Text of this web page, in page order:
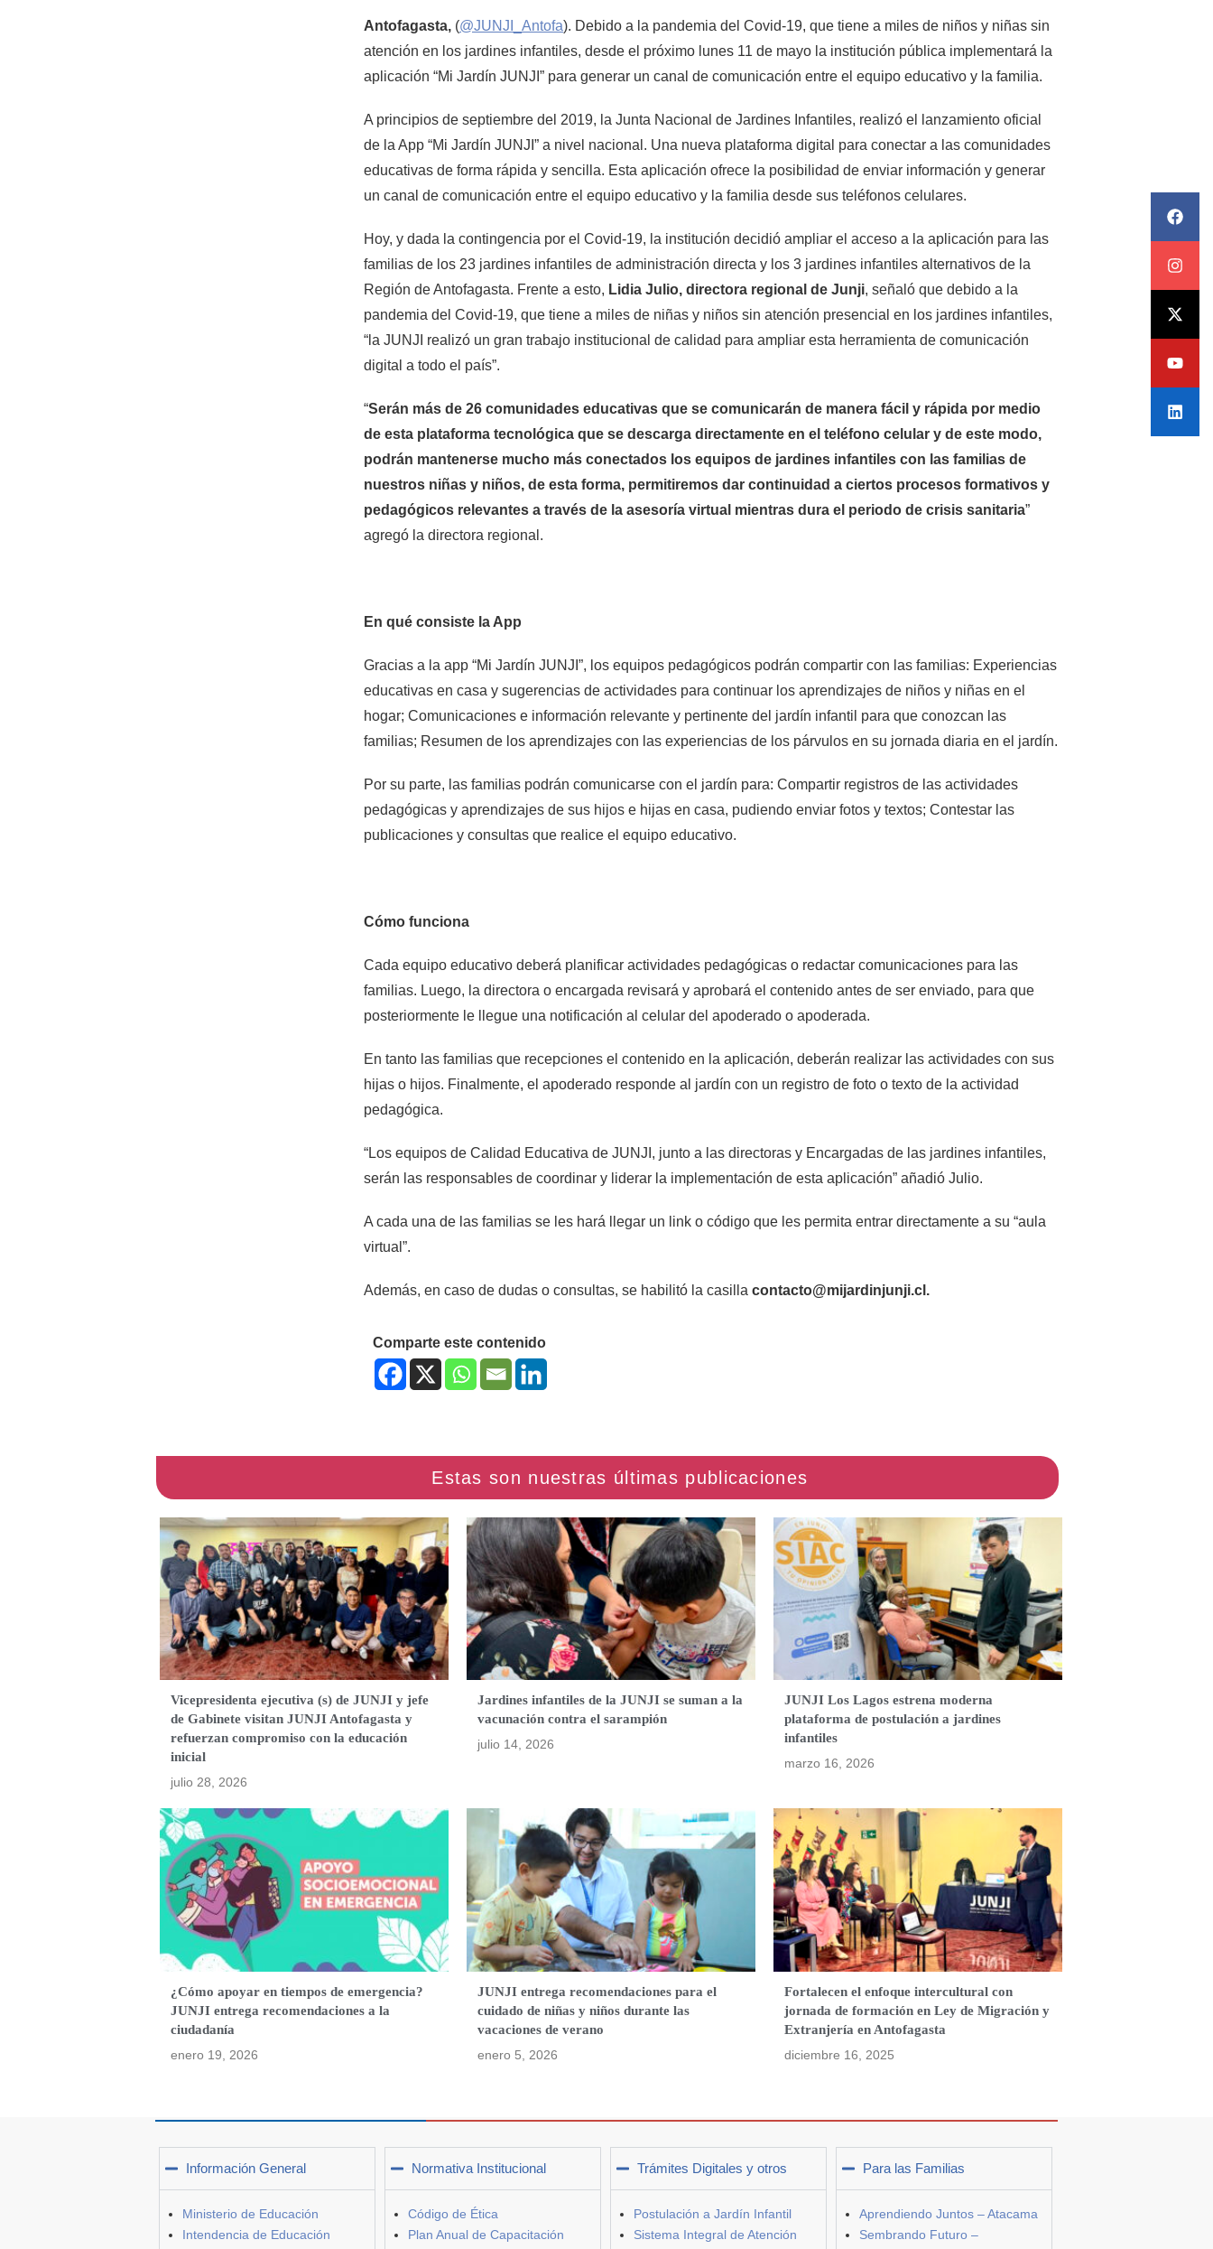
Antofagasta, (@JUNJI_Antofa). Debido a la pandemia del Covid-19, que tiene a miles de niños y niñas sin
atención en los jardines infantiles, desde el próximo lunes 11 de mayo la institución pública implementará la
aplicación “Mi Jardín JUNJI” para generar un canal de comunicación entre el equipo educativo y la familia.
A principios de septiembre del 2019, la Junta Nacional de Jardines Infantiles, realizó el lanzamiento oficial
de la App “Mi Jardín JUNJI” a nivel nacional. Una nueva plataforma digital para conectar a las comunidades
educativas de forma rápida y sencilla. Esta aplicación ofrece la posibilidad de enviar información y generar
un canal de comunicación entre el equipo educativo y la familia desde sus teléfonos celulares.
Hoy, y dada la contingencia por el Covid-19, la institución decidió ampliar el acceso a la aplicación para las
familias de los 23 jardines infantiles de administración directa y los 3 jardines infantiles alternativos de la
Región de Antofagasta. Frente a esto, Lidia Julio, directora regional de Junji, señaló que debido a la
pandemia del Covid-19, que tiene a miles de niñas y niños sin atención presencial en los jardines infantiles,
“la JUNJI realizó un gran trabajo institucional de calidad para ampliar esta herramienta de comunicación
digital a todo el país”.
“Serán más de 26 comunidades educativas que se comunicarán de manera fácil y rápida por medio
de esta plataforma tecnológica que se descarga directamente en el teléfono celular y de este modo,
podrán mantenerse mucho más conectados los equipos de jardines infantiles con las familias de
nuestros niñas y niños, de esta forma, permitiremos dar continuidad a ciertos procesos formativos y
pedagógicos relevantes a través de la asesoría virtual mientras dura el periodo de crisis sanitaria”
agregó la directora regional.
En qué consiste la App
Gracias a la app “Mi Jardín JUNJI”, los equipos pedagógicos podrán compartir con las familias: Experiencias
educativas en casa y sugerencias de actividades para continuar los aprendizajes de niños y niñas en el
hogar; Comunicaciones e información relevante y pertinente del jardín infantil para que conozcan las
familias; Resumen de los aprendizajes con las experiencias de los párvulos en su jornada diaria en el jardín.
Por su parte, las familias podrán comunicarse con el jardín para: Compartir registros de las actividades
pedagógicas y aprendizajes de sus hijos e hijas en casa, pudiendo enviar fotos y textos; Contestar las
publicaciones y consultas que realice el equipo educativo.
Cómo funciona
Cada equipo educativo deberá planificar actividades pedagógicas o redactar comunicaciones para las
familias. Luego, la directora o encargada revisará y aprobará el contenido antes de ser enviado, para que
posteriormente le llegue una notificación al celular del apoderado o apoderada.
En tanto las familias que recepciones el contenido en la aplicación, deberán realizar las actividades con sus
hijas o hijos. Finalmente, el apoderado responde al jardín con un registro de foto o texto de la actividad
pedagógica.
“Los equipos de Calidad Educativa de JUNJI, junto a las directoras y Encargadas de las jardines infantiles,
serán las responsables de coordinar y liderar la implementación de esta aplicación” añadió Julio.
A cada una de las familias se les hará llegar un link o código que les permita entrar directamente a su “aula
virtual”.
Además, en caso de dudas o consultas, se habilitó la casilla contacto@mijardinjunji.cl.
Comparte este contenido
Vicepresidenta ejecutiva (s) de JUNJI y jefe
de Gabinete visitan JUNJI Antofagasta y
refuerzan compromiso con la educación
inicial
julio 28, 2026
Jardines infantiles de la JUNJI se suman a la
vacunación contra el sarampión
julio 14, 2026
JUNJI Los Lagos estrena moderna
plataforma de postulación a jardines
infantiles
marzo 16, 2026
¿Cómo apoyar en tiempos de emergencia?
JUNJI entrega recomendaciones a la
ciudadanía
enero 19, 2026
JUNJI entrega recomendaciones para el
cuidado de niñas y niños durante las
vacaciones de verano
enero 5, 2026
Fortalecen el enfoque intercultural con
jornada de formación en Ley de Migración y
Extranjería en Antofagasta
diciembre 16, 2025
Información General
Ministerio de Educación
Intendencia de Educación
Normativa Institucional
Código de Ética
Plan Anual de Capacitación
Trámites Digitales y otros
Postulación a Jardín Infantil
Sistema Integral de Atención
Para las Familias
Aprendiendo Juntos – Atacama
Sembrando Futuro –